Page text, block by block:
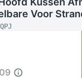
Voor
Tessforest